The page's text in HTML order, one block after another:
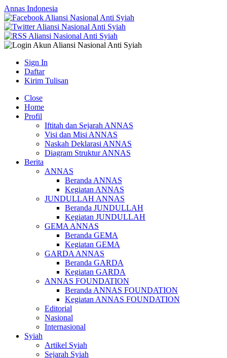
Annas Indonesia
Sign In
Daftar
Kirim Tulisan
Close
Home
Profil
Iftitah dan Sejarah ANNAS
Visi dan Misi ANNAS
Naskah Deklarasi ANNAS
Diagram Struktur ANNAS
Berita
ANNAS
Beranda ANNAS
Kegiatan ANNAS
JUNDULLAH ANNAS
Beranda JUNDULLAH
Kegiatan JUNDULLAH
GEMA ANNAS
Beranda GEMA
Kegiatan GEMA
GARDA ANNAS
Beranda GARDA
Kegiatan GARDA
ANNAS FOUNDATION
Beranda ANNAS FOUNDATION
Kegiatan ANNAS FOUNDATION
Editorial
Nasional
Internasional
Syiah
Artikel Syiah
Sejarah Syiah